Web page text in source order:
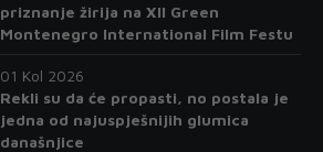
priznanje žirija na XII Green
Montenegro International Film Festu
01 Kol 2026
Rekli su da će propasti, no postala je
jedna od najuspješnijih glumica
današnjice